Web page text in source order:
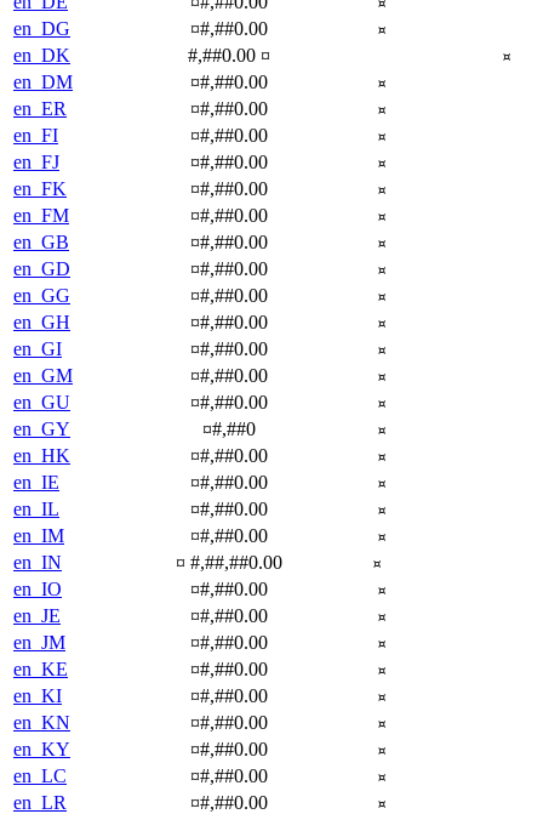
en_DG ¤#,##0.00 ¤
en_DK #,##0.00 ¤ ¤
en_DM ¤#,##0.00 ¤
en_ER ¤#,##0.00 ¤
en_FI ¤#,##0.00 ¤
en_FJ ¤#,##0.00 ¤
en_FK ¤#,##0.00 ¤
en_FM ¤#,##0.00 ¤
en_GB ¤#,##0.00 ¤
en_GD ¤#,##0.00 ¤
en_GG ¤#,##0.00 ¤
en_GH ¤#,##0.00 ¤
en_GI ¤#,##0.00 ¤
en_GM ¤#,##0.00 ¤
en_GU ¤#,##0.00 ¤
en_GY ¤#,##0 ¤
en_HK ¤#,##0.00 ¤
en_IE ¤#,##0.00 ¤
en_IL ¤#,##0.00 ¤
en_IM ¤#,##0.00 ¤
en_IN ¤ #,##,##0.00 ¤
en_IO ¤#,##0.00 ¤
en_JE ¤#,##0.00 ¤
en_JM ¤#,##0.00 ¤
en_KE ¤#,##0.00 ¤
en_KI ¤#,##0.00 ¤
en_KN ¤#,##0.00 ¤
en_KY ¤#,##0.00 ¤
en_LC ¤#,##0.00 ¤
en_LR ¤#,##0.00 ¤